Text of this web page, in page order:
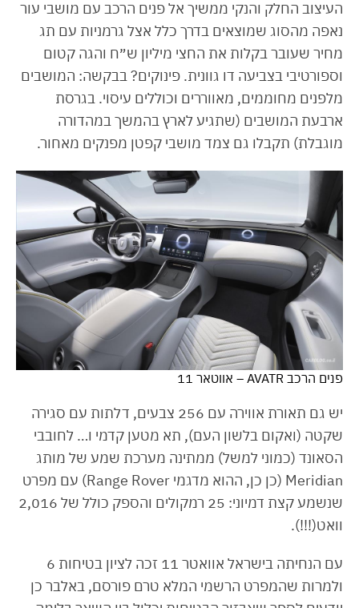
העיצוב החלק והנקי ממשיך אל פנים הרכב עם מושבי עור
נאפה מהסוג שמוצאים בדרך כלל אצל גרמניות עם תג
מחיר שעובר בקלות את החצי מיליון ש״ח והגה קטום
וספורטיבי בצביעה דו גוונית. פינוקים? בבקשה: המושבים
מלפנים מחוממים, מאווררים וכוללים עיסוי. בגרסת
ארבעת המושבים (שתגיע לארץ בהמשך במהדורה
מוגבלת) תקבלו גם צמד מושבי קפטן מפנקים מאחור.
פנים הרכב AVATR – אווטאר 11
יש גם תאורת אווירה עם 256 צבעים, דלתות עם סגירה
שקטה (ואקום בלשון העם), תא מטען קדמי ו… לחובבי
הסאונד (כמוני למשל) ממתינה מערכת שמע של מותג
Meridian (כן כן, ההוא מדגמי Range Rover) עם מפרט
שנשמע קצת דמיוני: 25 רמקולים והספק כולל של 2,016
וואט(!!!).
עם הנחיתה בישראל אוואטר 11 זכה לציון בטיחות 6
ולמרות שהמפרט הרשמי המלא טרם פורסם, באלבר כן